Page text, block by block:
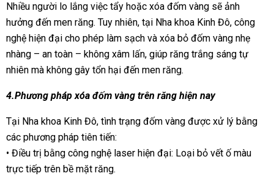
Nhiều người lo lắng việc tẩy hoặc xóa đốm vàng sẽ ảnh
hưởng đến men răng. Tuy nhiên, tại Nha khoa Kinh Đô, công
nghệ hiện đại cho phép làm sạch và xóa bỏ đốm vàng nhẹ
nhàng – an toàn – không xâm lấn, giúp răng trắng sáng tự
nhiên mà không gây tổn hại đến men răng.
4.Phương pháp xóa đốm vàng trên răng hiện nay
Tại Nha khoa Kinh Đô, tình trạng đốm vàng được xử lý bằng
các phương pháp tiên tiến:
• Điều trị bằng công nghệ laser hiện đại: Loại bỏ vết ố màu
trực tiếp trên bề mặt răng.